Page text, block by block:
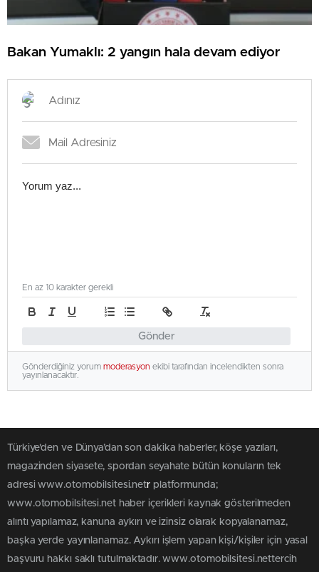
Bakan Yumaklı: 2 yangın hala devam ediyor
Gönder
En az 10 karakter gerekli
Gönderdiğiniz yorum moderasyon ekibi tarafından incelendikten sonra
yayınlanacaktır.
Türkiye'den ve Dünya’dan son dakika haberler, köşe yazıları,
magazinden siyasete, spordan seyahate bütün konuların tek
adresi www.otomobilsitesi.netr platformunda;
www.otomobilsitesi.net haber içerikleri kaynak gösterilmeden
alıntı yapılamaz, kanuna aykırı ve izinsiz olarak kopyalanamaz,
başka yerde yayınlanamaz. Aykırı işlem yapan kişi/kişiler için yasal
başvuru hakkı saklı tutulmaktadır. www.otomobilsitesi.nettercih